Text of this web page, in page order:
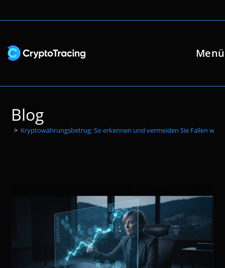
Inhalt
Menü
Blog
> Kryptowährungsbetrug: So erkennen und vermeiden Sie Fallen wie